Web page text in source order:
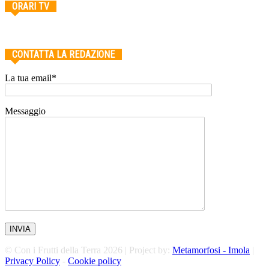
ORARI TV
CONTATTA LA REDAZIONE
La tua email*
Messaggio
© Con i Frutti della Terra 2026 | Project by: Metamorfosi - Imola |
Privacy Policy - Cookie policy